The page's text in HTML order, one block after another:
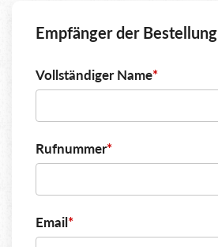
Empfänger der Bestellung
Vollständiger Name*
Rufnummer*
Email*